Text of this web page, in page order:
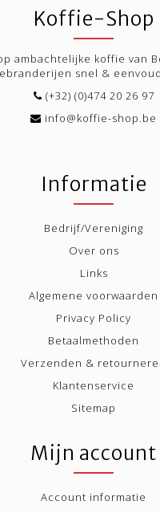
Koffie-Shop
ambachtelijke koffie van
snel &
(+32) (0)474 20 26 97
info@koffie-shop.be
Informatie
Bedrijf/Vereniging
Over ons
Links
Algemene voorwaarden
Privacy Policy
Betaalmethoden
Verzenden &
Klantenservice
Sitemap
Mijn account
Account informatie